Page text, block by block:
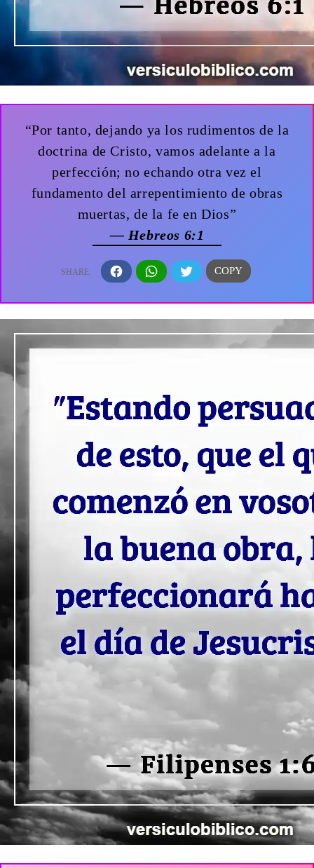
“Por tanto, dejando ya los rudimentos de la
doctrina de Cristo, vamos adelante a la
perfección; no echando otra vez el
fundamento del arrepentimiento de obras
muertas, de la fe en Dios”
— Hebreos 6:1